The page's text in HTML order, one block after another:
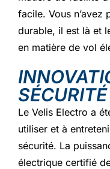
facile. Vous n’avez
durable, il est là et
en matière de vol
SÉCURITÉ
Le Velis Electro a
utiliser et à
sécurité. La
électrique certifié